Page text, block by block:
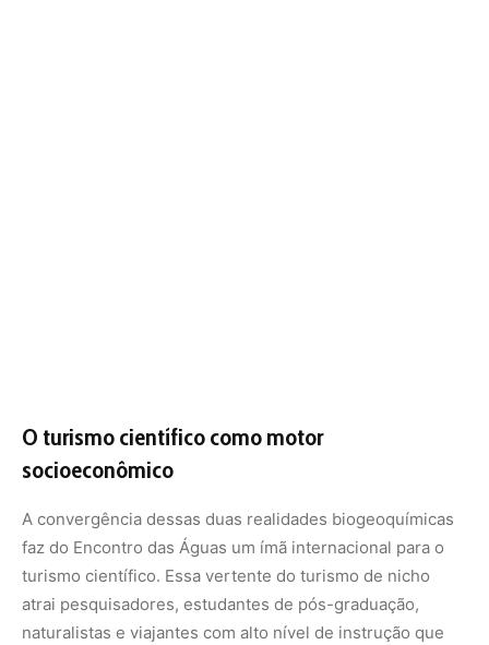
O turismo científico como motor
socioeconômico
A convergência dessas duas realidades biogeoquímicas
faz do Encontro das Águas um ímã internacional para o
turismo científico. Essa vertente do turismo de nicho
atrai pesquisadores, estudantes de pós-graduação,
naturalistas e viajantes com alto nível de instrução que